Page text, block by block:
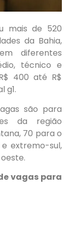
mais de 520
da Bahia,
diferentes
técnico e
400 até R$
g1.
são para
da região
70 para o
extremo-sul,
vagas para